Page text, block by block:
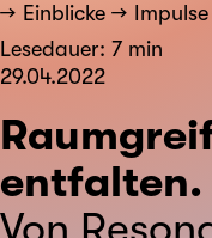
Einblicke Impulse
Lesedauer: 7 min
29.04.2022
entfalten.